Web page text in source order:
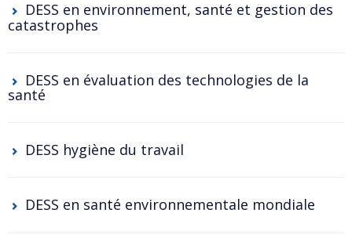
DESS en environnement, santé et gestion des
catastrophes
DESS en évaluation des technologies de la
santé
DESS hygiène du travail
DESS en santé environnementale mondiale